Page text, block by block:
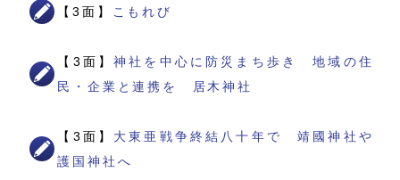
【3面】 こもれび
【3面】神社を中心に防災まち歩き 地域の住
民・企業と連携を 居木神社
【3面】 大東亜戦争終結八十年で 靖國神社や
護国神社へ